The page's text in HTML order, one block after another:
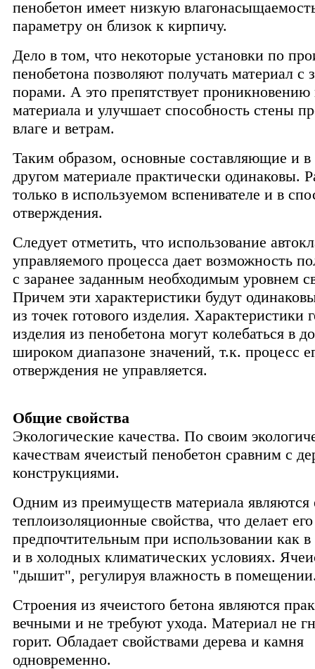
пенобетон имеет низкую
параметру он близок к кирпичу.
Дело в том, что некоторые установки по
пенобетона позволяют получать материал с
порами. А это препятствует проникновению
материала и улучшает способность стены
влаге и ветрам.
Таким образом, основные составляющие и
другом материале практически одинаковы.
только в используемом вспенивателе и в
отверждения.
Следует отметить, что использование
управляемого процесса дает возможность
с заранее заданным необходимым уровнем
Причем эти характеристики будут
из точек готового изделия. Характеристики
изделия из пенобетона могут колебаться в
широком диапазоне значений, т.к. процесс
отверждения не управляется.
Общие свойства
Экологические качества. По своим
качествам ячеистый пенобетон сравним с
конструкциями.
Одним из преимуществ материала являются
теплоизоляционные свойства, что делает его
предпочтительным при использовании как
и в холодных климатических условиях.
"дышит", регулируя влажность в
Строения из ячеистого бетона являются
вечными и не требуют ухода. Материал не
горит. Обладает свойствами дерева и камня
одновременно.